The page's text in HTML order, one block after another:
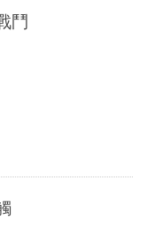
鬥